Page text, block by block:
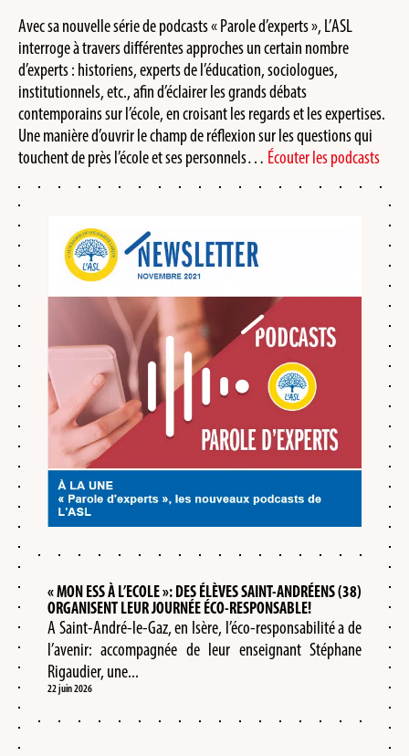
Avec sa nouvelle série de podcasts « Parole d’experts », L’ASL
interroge à travers différentes approches un certain nombre
d’experts : historiens, experts de l’éducation, sociologues,
institutionnels, etc., afin d’éclairer les grands débats
contemporains sur l’école, en croisant les regards et les expertises.
Une manière d’ouvrir le champ de réflexion sur les questions qui
touchent de près l’école et ses personnels… Écouter les podcasts
« MON ESS À L’ECOLE »: DES ÉLÈVES SAINT-ANDRÉENS (38)
ORGANISENT LEUR JOURNÉE ÉCO-RESPONSABLE!
A Saint-André-le-Gaz, en Isère, l’éco-responsabilité a de
l’avenir: accompagnée de leur enseignant Stéphane
Rigaudier, une...
22 juin 2026